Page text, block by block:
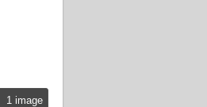
1 image